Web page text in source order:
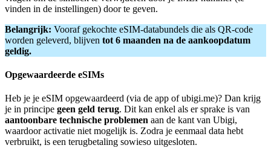
vinden in de instellingen) door te geven.
Belangrijk: Vooraf gekochte eSIM-databundels die als QR-code
worden geleverd, blijven tot 6 maanden na de aankoopdatum
geldig.
Opgewaardeerde eSIMs
Heb je je eSIM opgewaardeerd (via de app of ubigi.me)? Dan krijg
je in principe geen geld terug. Dit kan enkel als er sprake is van
aantoonbare technische problemen aan de kant van Ubigi,
waardoor activatie niet mogelijk is. Zodra je eenmaal data hebt
verbruikt, is een terugbetaling sowieso uitgesloten.